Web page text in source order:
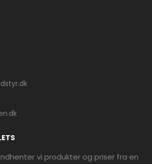
vi produkter og priser fra en